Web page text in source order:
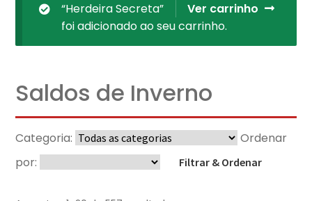
Ver carrinho
“Herdeira Secreta”
foi adicionado ao seu carrinho.
Saldos de Inverno
Categoria:
Ordenar
por:
Filtrar & Ordenar